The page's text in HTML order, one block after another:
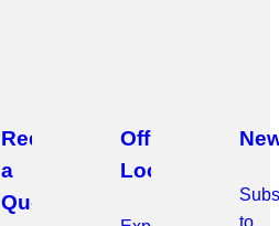
Request
a
Quote
Office
Locations
to